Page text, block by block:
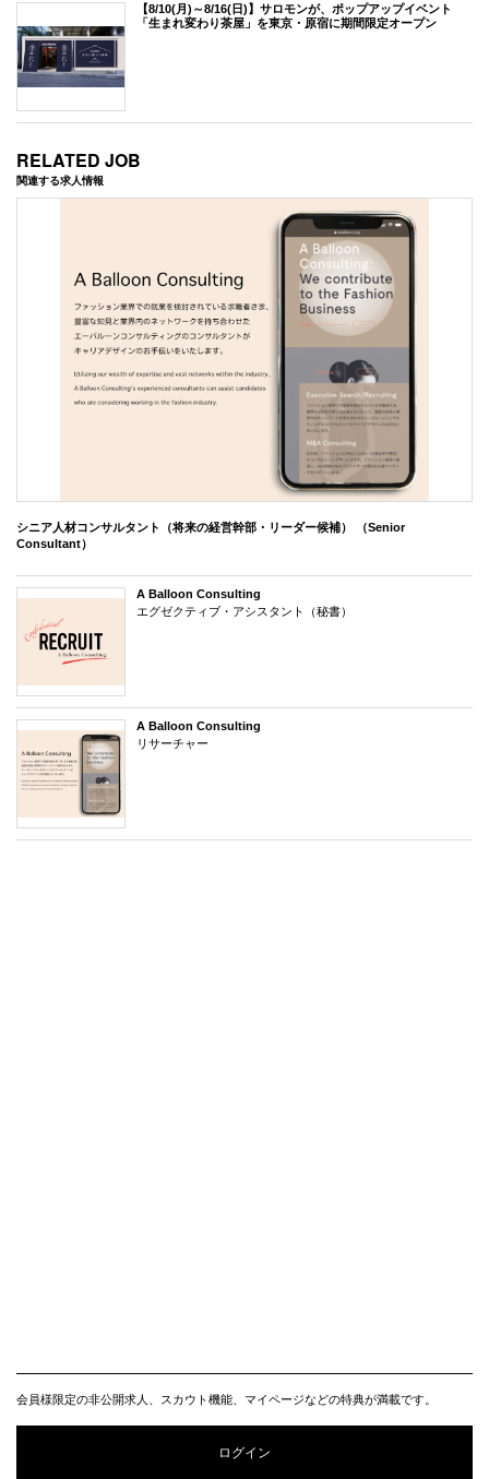
【8/10(月)～8/16(日)】サロモンが、ポップアップイベント
「生まれ変わり茶屋」を東京・原宿に期間限定オープン
RELATED JOB
関連する求人情報
シニア人材コンサルタント（将来の経営幹部・リーダー候補） （Senior
Consultant）
A Balloon Consulting
エグゼクティブ・アシスタント（秘書）
A Balloon Consulting
リサーチャー
会員様限定の非公開求人、スカウト機能、マイページなどの特典が満載です。
ログイン